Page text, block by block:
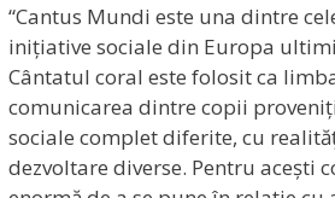
“Cantus Mundi este una dintre
inițiative sociale din Europa
Cântatul coral este folosit ca
comunicarea dintre copii
sociale complet diferite, cu
dezvoltare diverse. Pentru acești